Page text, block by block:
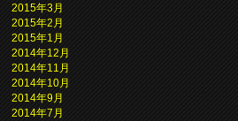
2015年3月
2015年2月
2015年1月
2014年12月
2014年11月
2014年10月
2014年9月
2014年7月